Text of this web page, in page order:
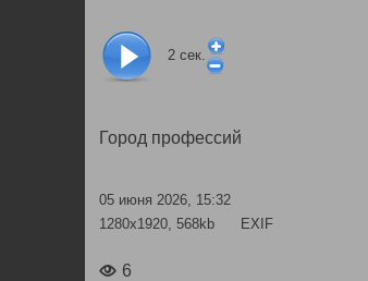
2 сек.
Город профессий
05 июня 2026, 15:32
1280x1920, 568kb
EXIF
6